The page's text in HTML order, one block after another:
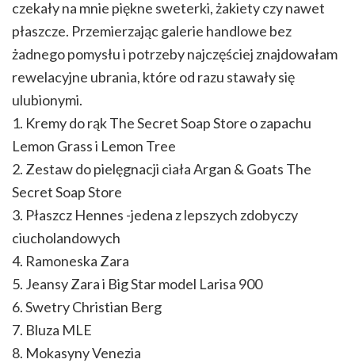
czekały na mnie piękne sweterki, żakiety czy nawet
płaszcze. Przemierzając galerie handlowe bez
żadnego pomysłu i potrzeby najczęściej znajdowałam
rewelacyjne ubrania, które od razu stawały się
ulubionymi.
1. Kremy do rąk The Secret Soap Store o zapachu
Lemon Grass i Lemon Tree
2. Zestaw do pielęgnacji ciała Argan & Goats The
Secret Soap Store
3. Płaszcz Hennes -jedena z lepszych zdobyczy
ciucholandowych
4. Ramoneska Zara
5. Jeansy Zara i Big Star model Larisa 900
6. Swetry Christian Berg
7. Bluza MLE
8. Mokasyny Venezia